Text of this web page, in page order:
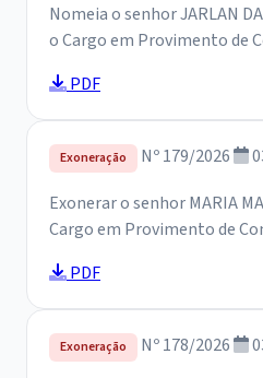
Nomeia o senhor JARLAN
o Cargo em Provimento de
providências.
PDF
Exoneração Nº 179/2026
Exonerar o senhor MARIA
Cargo em Provimento de
providências.
PDF
Exoneração Nº 178/2026